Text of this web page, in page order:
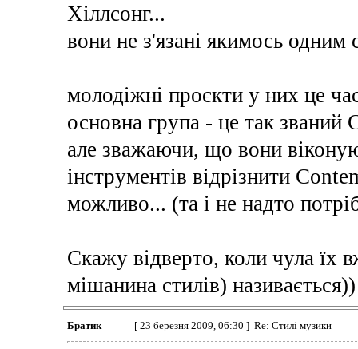
Хіллсонг...
вони не з'язані якимось одним
молодіжні проєкти у них це
основна група - це так
але зважаючи, що вони
інструментів відрізнити
можливо... (та і не надто
Скажу відверто, коли чула їх
мішанина стилів) називається))
Братик [ 23 березня 2009, 06:30 ] Re: Стилі музики